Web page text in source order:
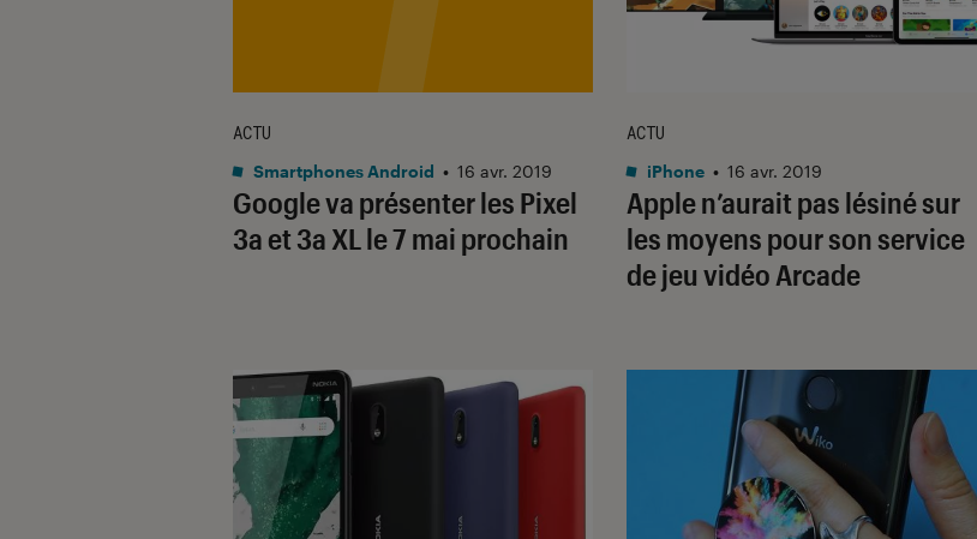
Google va présenter les Pixel
3a et 3a XL le 7 mai prochain
ACTU
Smartphones Android • 16 avr. 2019
Apple n’aurait pas lésiné sur
les moyens pour son service
de jeu vidéo Arcade
ACTU
iPhone • 16 avr. 2019